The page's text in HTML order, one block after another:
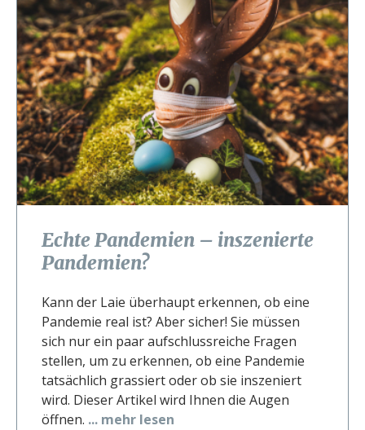
Echte Pandemien – inszenierte
Pandemien?
Kann der Laie überhaupt erkennen, ob eine
Pandemie real ist? Aber sicher! Sie müssen
sich nur ein paar aufschlussreiche Fragen
stellen, um zu erkennen, ob eine Pandemie
tatsächlich grassiert oder ob sie inszeniert
wird. Dieser Artikel wird Ihnen die Augen
öffnen. ... mehr lesen